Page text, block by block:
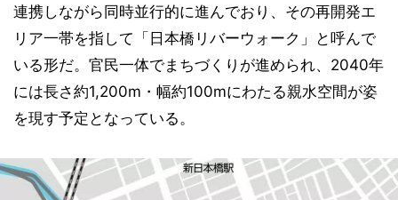
連携しながら同時並行的に進んでおり、その再開発エ
リア一帯を指して「日本橋リバーウォーク」と呼んで
いる形だ。官民一体でまちづくりが進められ、2040年
には長さ約1,200m・幅約100mにわたる親水空間が姿
を現す予定となっている。